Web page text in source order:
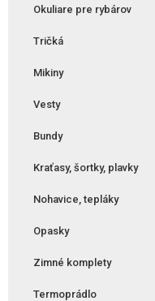
Okuliare pre rybárov
Tričká
Mikiny
Vesty
Bundy
Kraťasy, šortky, plavky
Nohavice, tepláky
Opasky
Zimné komplety
Termoprádlo